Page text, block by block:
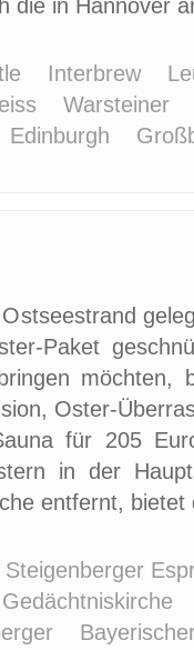
die in Hannover
Interbrew
Warsteiner
Edinburgh
Paket
möchten,
Oster-
für 205
in der
entfernt,
Steigenberger
Gedächtniskirche